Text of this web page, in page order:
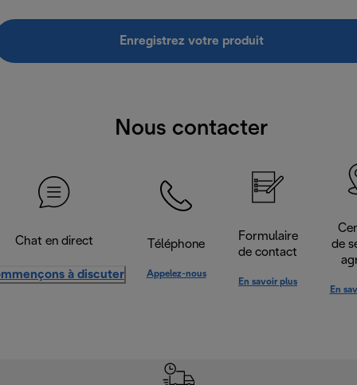
Enregistrez votre produit
Nous contacter
Chat en direct
à discuter
Téléphone
Appelez-nous
Formulaire
de contact
En savoir plus
de
En